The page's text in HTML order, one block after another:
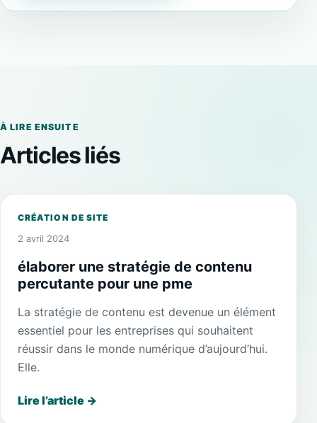
À LIRE ENSUITE
Articles liés
CRÉATION DE SITE
2 avril 2024
élaborer une stratégie de contenu
percutante pour une pme
La stratégie de contenu est devenue un élément
essentiel pour les entreprises qui souhaitent
réussir dans le monde numérique d’aujourd’hui.
Elle.
Lire l’article →